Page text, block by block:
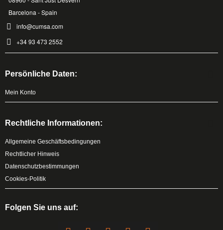
Barcelona - Spain
info@cumsa.com
+34 93 473 2552
Persönliche Daten:
Mein Konto
Rechtliche Informationen:
Allgemeine Geschäftsbedingungen
Rechtlicher Hinweis
Datenschutzbestimmungen
Cookies-Politik
Folgen Sie uns auf: